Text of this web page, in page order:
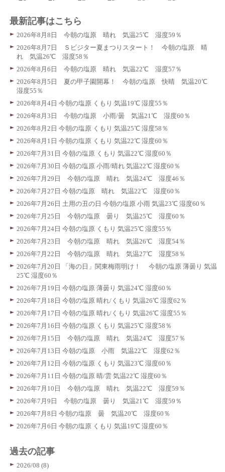
最新記事はこちら
2026年8月8日 今朝の塩原 晴れ 気温25℃ 湿度59％
2026年8月7日 Ｓビジター夏まつりスタート！ 今朝の塩原 晴
れ 気温26℃ 湿度58％
2026年8月6日 今朝の塩原 晴れ 気温22℃ 湿度57％
2026年8月5日 夏の甲子園開幕！ 今朝の塩原 快晴 気温20℃
湿度55％
2026年8月4日 今朝の塩原 くもり 気温19℃ 湿度55％
2026年8月3日 今朝の塩原 小雨/曇 気温21℃ 湿度60％
2026年8月2日 今朝の塩原 くもり 気温25℃ 湿度58％
2026年8月1日 今朝の塩原 くもり 気温22℃ 湿度60％
2026年7月31日 今朝の塩原 くもり 気温22℃ 湿度60％
2026年7月30日 今朝の塩原 小雨/晴れ 気温22℃ 湿度60％
2026年7月29日 今朝の塩原 晴れ 気温24℃ 湿度46％
2026年7月27日 今朝の塩原 晴れ 気温22℃ 湿度60％
2026年7月26日 土用の丑の日 今朝の塩原 小雨 気温23℃ 湿度60％
2026年7月25日 今朝の塩原 曇り 気温25℃ 湿度60％
2026年7月24日 今朝の塩原 くもり 気温25℃ 湿度55％
2026年7月23日 今朝の塩原 晴れ 気温26℃ 湿度54％
2026年7月22日 今朝の塩原 晴れ 気温27℃ 湿度58％
2026年7月20日 「海の日」関東梅雨明け！ 今朝の塩原 薄曇り 気温
25℃ 湿度60％
2026年7月19日 今朝の塩原 薄曇り 気温24℃ 湿度60％
2026年7月18日 今朝の塩原 晴れ/くもり 気温26℃ 湿度62％
2026年7月17日 今朝の塩原 晴れ/くもり 気温26℃ 湿度55％
2026年7月16日 今朝の塩原 くもり 気温25℃ 湿度58％
2026年7月15日 今朝の塩原 晴れ 気温24℃ 湿度57％
2026年7月13日 今朝の塩原 小雨 気温22℃ 湿度62％
2026年7月12日 今朝の塩原 くもり 気温23℃ 湿度60％
2026年7月11日 今朝の塩原 晴/雲 気温22℃ 湿度60％
2026年7月10日 今朝の塩原 晴れ 気温22℃ 湿度59％
2026年7月9日 今朝の塩原 曇り 気温21℃ 湿度59％
2026年7月8日 今朝の塩原 曇 気温20℃ 湿度60％
2026年7月6日 今朝の塩原 くもり 気温19℃ 湿度60％
過去の記事
2026/08 (8)